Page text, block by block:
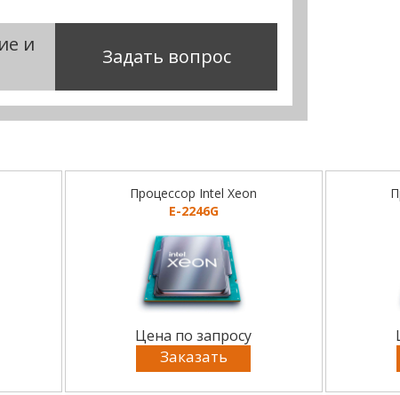
и
Задать вопрос
Процессор Intel Xeon
E-2246G
Цена по запросу
Заказать